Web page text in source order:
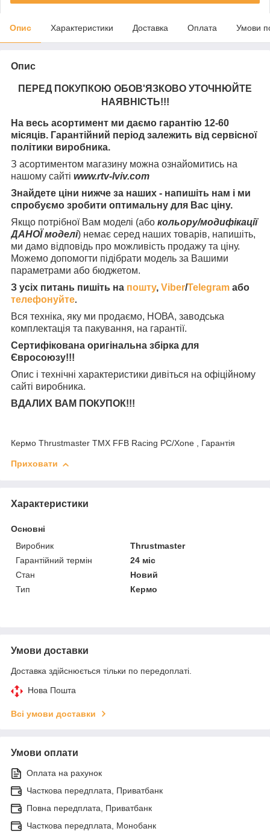
Опис Характеристики Доставка Оплата Умови
Опис
ПЕРЕД ПОКУПКОЮ ОБОВ'ЯЗКОВО УТОЧНЮЙТЕ
НАЯВНІСТЬ!!!
На весь асортимент ми даємо гарантію 12-60
місяців. Гарантійний період залежить від сервісної
політики виробника.
З асортиментом магазину можна ознайомитись на
нашому сайті www.rtv-lviv.com
Знайдете ціни нижче за наших - напишіть нам і ми
спробуємо зробити оптимальну для Вас ціну.
Якщо потрібної Вам моделі (або кольору/модифікації
ДАНОЇ моделі) немає серед наших товарів, напишіть,
ми дамо відповідь про можливість продажу та ціну.
Можемо допомогти підібрати модель за Вашими
параметрами або бюджетом.
З усіх питань пишіть на пошту, Viber/Telegram або
телефонуйте.
Вся техніка, яку ми продаємо, НОВА, заводська
комплектація та пакування, на гарантії.
Сертифікована оригінальна збірка для
Євросоюзу!!!
Опис і технічні характеристики дивіться на офіційному
сайті виробника.
ВДАЛИХ ВАМ ПОКУПОК!!!
Кермо Thrustmaster TMX FFB Racing PC/Xone , Гарантія
Приховати
Характеристики
Основні
Виробник
Thrustmaster
Гарантійний термін
24 міс
Стан
Новий
Тип
Кермо
Умови доставки
Доставка здійснюється тільки по передоплаті.
Нова Пошта
Всі умови доставки
Умови оплати
Оплата на рахунок
Часткова передплата, Приватбанк
Повна передплата, Приватбанк
Часткова передплата, Монобанк